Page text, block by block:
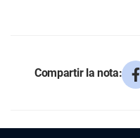
Compartir la nota: